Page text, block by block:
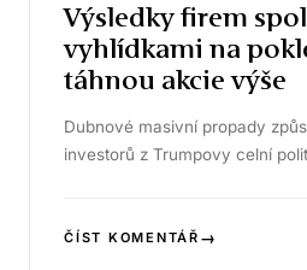
Výsledky firem
vyhlídkami na
táhnou akcie výše
Dubnové masivní propady
investorů z Trumpovy celní
ČÍST KOMENTÁŘ →